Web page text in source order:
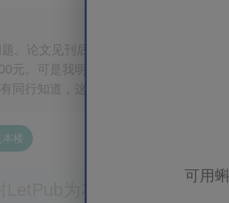
可用
。论文见刊后，我收到了一封邮件，
元。可是我明明选择的订阅出版，为
同行知道，这个邮件是诈骗邮件吗？
本楼